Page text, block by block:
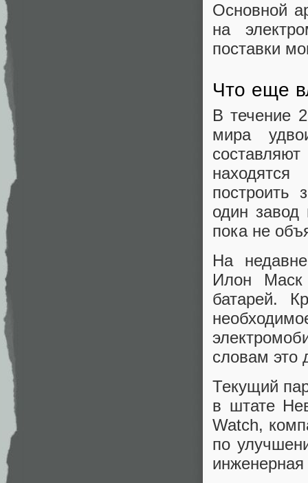
Основной
на
поставки
Что еще
В течение
мира
построить
один завод
пока не
На
Илон Маск
батарей.
словам это
Текущий
в штате
Watch,
по
инженерная